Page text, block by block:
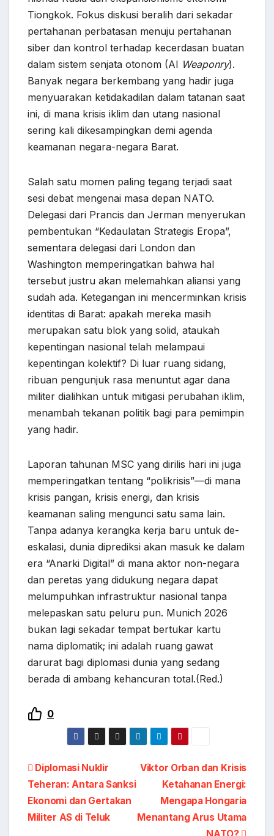
Tiongkok. Fokus diskusi beralih dari sekadar
pertahanan perbatasan menuju pertahanan
siber dan kontrol terhadap kecerdasan buatan
dalam sistem senjata otonom (AI Weaponry).
Banyak negara berkembang yang hadir juga
menyuarakan ketidakadilan dalam tatanan saat
ini, di mana krisis iklim dan utang nasional
sering kali dikesampingkan demi agenda
keamanan negara-negara Barat.
Salah satu momen paling tegang terjadi saat
sesi debat mengenai masa depan NATO.
Delegasi dari Prancis dan Jerman menyerukan
pembentukan “Kedaulatan Strategis Eropa”,
sementara delegasi dari London dan
Washington memperingatkan bahwa hal
tersebut justru akan melemahkan aliansi yang
sudah ada. Ketegangan ini mencerminkan krisis
identitas di Barat: apakah mereka masih
merupakan satu blok yang solid, ataukah
kepentingan nasional telah melampaui
kepentingan kolektif? Di luar ruang sidang,
ribuan pengunjuk rasa menuntut agar dana
militer dialihkan untuk mitigasi perubahan iklim,
menambah tekanan politik bagi para pemimpin
yang hadir.
Laporan tahunan MSC yang dirilis hari ini juga
memperingatkan tentang “polikrisis”—di mana
krisis pangan, krisis energi, dan krisis
keamanan saling mengunci satu sama lain.
Tanpa adanya kerangka kerja baru untuk de-
eskalasi, dunia diprediksi akan masuk ke dalam
era “Anarki Digital” di mana aktor non-negara
dan peretas yang didukung negara dapat
melumpuhkan infrastruktur nasional tanpa
melepaskan satu peluru pun. Munich 2026
bukan lagi sekadar tempat bertukar kartu
nama diplomatik; ini adalah ruang gawat
darurat bagi diplomasi dunia yang sedang
berada di ambang kehancuran total.(Red.)
0
Viktor Orban dan Krisis
Ketahanan Energi:
Mengapa Hongaria
Menantang Arus Utama
Diplomasi Nuklir
Teheran: Antara Sanksi
Ekonomi dan Gertakan
Militer AS di Teluk